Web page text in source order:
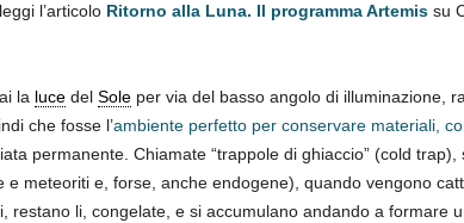
l’articolo Ritorno alla Luna. Il programma Artemissu
la lucedel Soleper via del basso angolo di illuminazione,
che fosse l’ambiente perfetto per conservare materiali,
permanente. Chiamate “trappole di ghiaccio” (cold
meteoriti e, forse, anche endogene), quando vengono
restano li, congelate, e si accumulano andando a formare